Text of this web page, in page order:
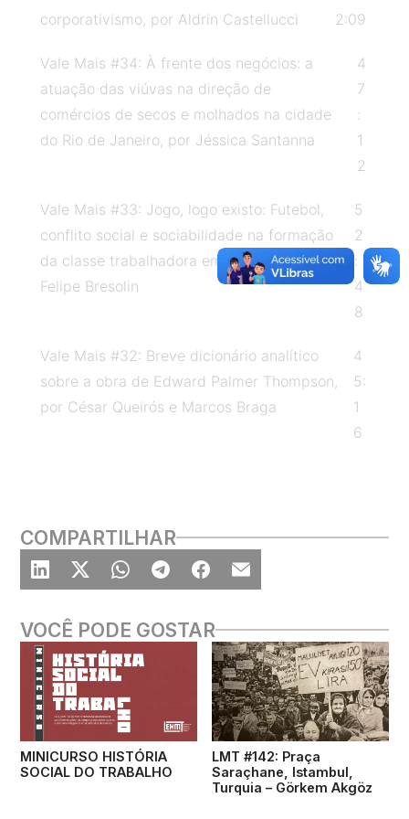
nacional do ProfHistória. Magalhães abordou
Graduação em Ensino de História e os mundos
do trabalho. Aponta como diferencial do
profissional docente na Educação Básica,
constituído, que no diálogo com a
universidade, enriquece-a e é enriquecido. O
professor destaca também a capacidade do
ProfHistória em mobilizar questões que são
de História no país. Magalhães ainda debate o
processo de precarização do trabalho docente
atualmente. Para saber mais sobre esse
Romerito Arcoverde Roteiro: Claudiane Torres
e Luciana Pucu Wollmann Produção: Ana Clara
Tavares e Larissa Farias Edição: Thompson
Coordenadora geral do Vale Mais: Larissa
Farias
corporativismo, por Aldrin Castellucci
2:09
Vale Mais #34: À frente dos negócios: a
atuação das viúvas na direção de
comércios de secos e molhados na cidade
do Rio de Janeiro, por Jéssica Santanna
4
7
:
1
2
Vale Mais #33: Jogo, logo existo: Futebol,
conflito social e sociabilidade na formação
da classe trabalhadora em Rio Grande, por
Felipe Bresolin
5
2
:
4
8
Vale Mais #32: Breve dicionário analítico
sobre a obra de Edward Palmer Thompson,
por César Queirós e Marcos Braga
4
5:
1
6
COMPARTILHAR
VOCÊ PODE GOSTAR
MINICURSO HISTÓRIA
SOCIAL DO TRABALHO
LMT #142: Praça
Saraçhane, Istambul,
Turquia – Görkem Akgöz